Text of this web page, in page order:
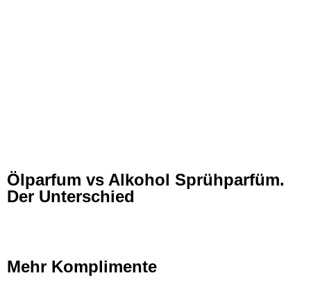
Ölparfum vs Alkohol Sprühparfüm.
Der Unterschied
Mehr Komplimente